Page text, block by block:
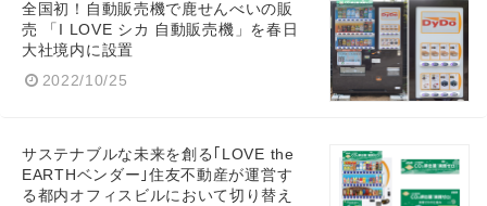
全国初！自動販売機で鹿せんべいの販
売 「I LOVE シカ 自動販売機」を春日
大社境内に設置
2022/10/25
サステナブルな未来を創る｢LOVE the
EARTHベンダー｣住友不動産が運営す
る都内オフィスビルにおいて切り替え